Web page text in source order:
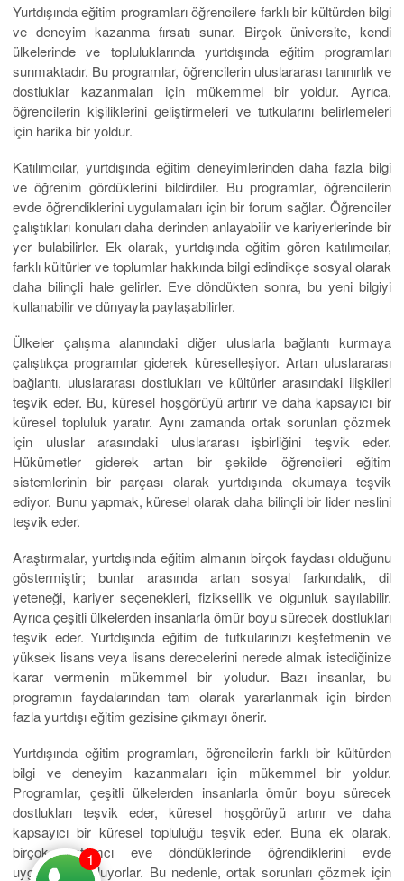
Yurtdışında eğitim programları öğrencilere farklı bir kültürden bilgi
ve deneyim kazanma fırsatı sunar. Birçok üniversite, kendi
ülkelerinde ve topluluklarında yurtdışında eğitim programları
sunmaktadır. Bu programlar, öğrencilerin uluslararası tanınırlık ve
dostluklar kazanmaları için mükemmel bir yoldur. Ayrıca,
öğrencilerin kişiliklerini geliştirmeleri ve tutkularını belirlemeleri
için harika bir yoldur.
Katılımcılar, yurtdışında eğitim deneyimlerinden daha fazla bilgi
ve öğrenim gördüklerini bildirdiler. Bu programlar, öğrencilerin
evde öğrendiklerini uygulamaları için bir forum sağlar. Öğrenciler
çalıştıkları konuları daha derinden anlayabilir ve kariyerlerinde bir
yer bulabilirler. Ek olarak, yurtdışında eğitim gören katılımcılar,
farklı kültürler ve toplumlar hakkında bilgi edindikçe sosyal olarak
daha bilinçli hale gelirler. Eve döndükten sonra, bu yeni bilgiyi
kullanabilir ve dünyayla paylaşabilirler.
Ülkeler çalışma alanındaki diğer uluslarla bağlantı kurmaya
çalıştıkça programlar giderek küreselleşiyor. Artan uluslararası
bağlantı, uluslararası dostlukları ve kültürler arasındaki ilişkileri
teşvik eder. Bu, küresel hoşgörüyü artırır ve daha kapsayıcı bir
küresel topluluk yaratır. Aynı zamanda ortak sorunları çözmek
için uluslar arasındaki uluslararası işbirliğini teşvik eder.
Hükümetler giderek artan bir şekilde öğrencileri eğitim
sistemlerinin bir parçası olarak yurtdışında okumaya teşvik
ediyor. Bunu yapmak, küresel olarak daha bilinçli bir lider neslini
teşvik eder.
Araştırmalar, yurtdışında eğitim almanın birçok faydası olduğunu
göstermiştir; bunlar arasında artan sosyal farkındalık, dil
yeteneği, kariyer seçenekleri, fiziksellik ve olgunluk sayılabilir.
Ayrıca çeşitli ülkelerden insanlarla ömür boyu sürecek dostlukları
teşvik eder. Yurtdışında eğitim de tutkularınızı keşfetmenin ve
yüksek lisans veya lisans derecelerini nerede almak istediğinize
karar vermenin mükemmel bir yoludur. Bazı insanlar, bu
programın faydalarından tam olarak yararlanmak için birden
fazla yurtdışı eğitim gezisine çıkmayı önerir.
Yurtdışında eğitim programları, öğrencilerin farklı bir kültürden
bilgi ve deneyim kazanmaları için mükemmel bir yoldur.
Programlar, çeşitli ülkelerden insanlarla ömür boyu sürecek
dostlukları teşvik eder, küresel hoşgörüyü artırır ve daha
kapsayıcı bir küresel topluluğu teşvik eder. Buna ek olarak,
birçok katılımcı eve döndüklerinde öğrendiklerini evde
uygularken buluyorlar. Bu nedenle, ortak sorunları çözmek için
1